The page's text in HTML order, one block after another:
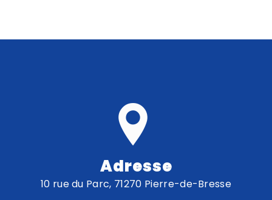
Adresse
10 rue du Parc, 71270 Pierre-de-Bresse